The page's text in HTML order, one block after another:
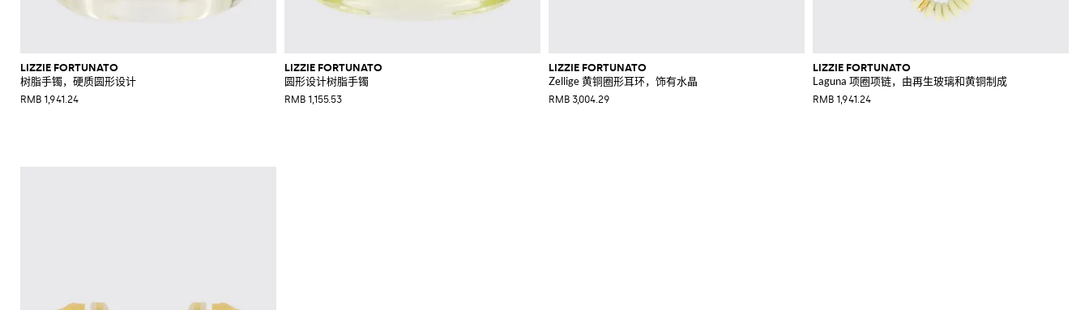
LIZZIE FORTUNATO
树脂手镯，硬质圆形设计
RMB 1,941.24
LIZZIE FORTUNATO
圆形设计树脂手镯
RMB 1,155.53
LIZZIE FORTUNATO
Zellige 黄铜圈形耳环，饰有水晶
RMB 3,004.29
LIZZIE FORTUNATO
Laguna 项圈项链，由再生玻璃和黄铜制成
RMB 1,941.24